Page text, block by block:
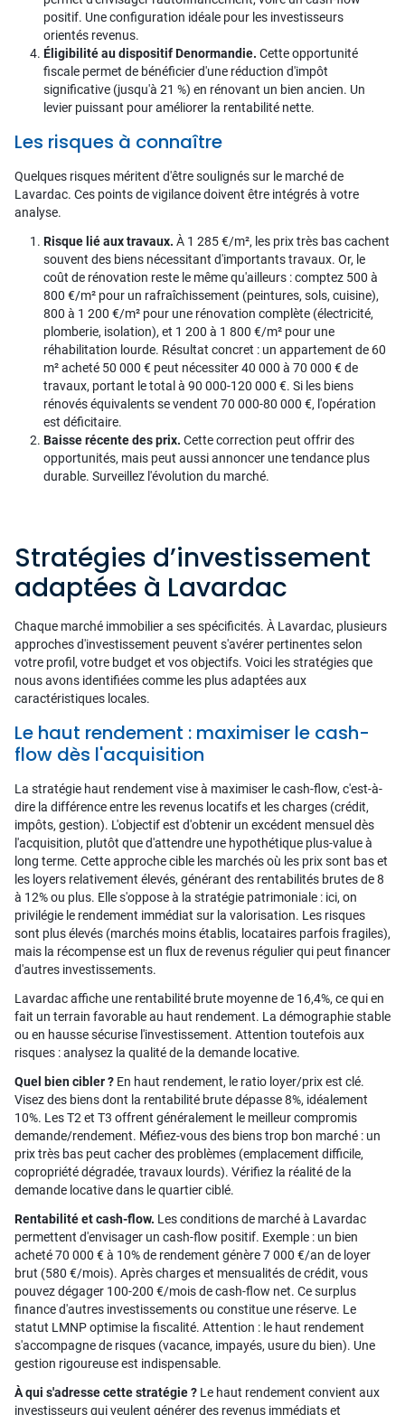
positif. Une configuration idéale pour les investisseurs
orientés revenus.
Éligibilité au dispositif Denormandie. Cette opportunité
fiscale permet de bénéficier d'une réduction d'impôt
significative (jusqu'à 21 %) en rénovant un bien ancien. Un
levier puissant pour améliorer la rentabilité nette.
Les risques à connaître
Quelques risques méritent d'être soulignés sur le marché de
Lavardac. Ces points de vigilance doivent être intégrés à votre
analyse.
Risque lié aux travaux. À 1 285 €/m², les prix très bas cachent
souvent des biens nécessitant d'importants travaux. Or, le
coût de rénovation reste le même qu'ailleurs : comptez 500 à
800 €/m² pour un rafraîchissement (peintures, sols, cuisine),
800 à 1 200 €/m² pour une rénovation complète (électricité,
plomberie, isolation), et 1 200 à 1 800 €/m² pour une
réhabilitation lourde. Résultat concret : un appartement de 60
m² acheté 50 000 € peut nécessiter 40 000 à 70 000 € de
travaux, portant le total à 90 000-120 000 €. Si les biens
rénovés équivalents se vendent 70 000-80 000 €, l'opération
est déficitaire.
Baisse récente des prix. Cette correction peut offrir des
opportunités, mais peut aussi annoncer une tendance plus
durable. Surveillez l'évolution du marché.
Stratégies d’investissement
adaptées à Lavardac
Chaque marché immobilier a ses spécificités. À Lavardac, plusieurs
approches d'investissement peuvent s'avérer pertinentes selon
votre profil, votre budget et vos objectifs. Voici les stratégies que
nous avons identifiées comme les plus adaptées aux
caractéristiques locales.
Le haut rendement : maximiser le cash-
flow dès l'acquisition
La stratégie haut rendement vise à maximiser le cash-flow, c'est-à-
dire la différence entre les revenus locatifs et les charges (crédit,
impôts, gestion). L'objectif est d'obtenir un excédent mensuel dès
l'acquisition, plutôt que d'attendre une hypothétique plus-value à
long terme. Cette approche cible les marchés où les prix sont bas et
les loyers relativement élevés, générant des rentabilités brutes de 8
à 12% ou plus. Elle s'oppose à la stratégie patrimoniale : ici, on
privilégie le rendement immédiat sur la valorisation. Les risques
sont plus élevés (marchés moins établis, locataires parfois fragiles),
mais la récompense est un flux de revenus régulier qui peut financer
d'autres investissements.
Lavardac affiche une rentabilité brute moyenne de 16,4%, ce qui en
fait un terrain favorable au haut rendement. La démographie stable
ou en hausse sécurise l'investissement. Attention toutefois aux
risques : analysez la qualité de la demande locative.
Quel bien cibler ? En haut rendement, le ratio loyer/prix est clé.
Visez des biens dont la rentabilité brute dépasse 8%, idéalement
10%. Les T2 et T3 offrent généralement le meilleur compromis
demande/rendement. Méfiez-vous des biens trop bon marché : un
prix très bas peut cacher des problèmes (emplacement difficile,
copropriété dégradée, travaux lourds). Vérifiez la réalité de la
demande locative dans le quartier ciblé.
Rentabilité et cash-flow. Les conditions de marché à Lavardac
permettent d'envisager un cash-flow positif. Exemple : un bien
acheté 70 000 € à 10% de rendement génère 7 000 €/an de loyer
brut (580 €/mois). Après charges et mensualités de crédit, vous
pouvez dégager 100-200 €/mois de cash-flow net. Ce surplus
finance d'autres investissements ou constitue une réserve. Le
statut LMNP optimise la fiscalité. Attention : le haut rendement
s'accompagne de risques (vacance, impayés, usure du bien). Une
gestion rigoureuse est indispensable.
À qui s'adresse cette stratégie ? Le haut rendement convient aux
investisseurs qui veulent générer des revenus immédiats et